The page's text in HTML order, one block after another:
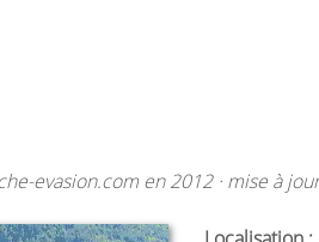
evasion.com en 2012 · mise à